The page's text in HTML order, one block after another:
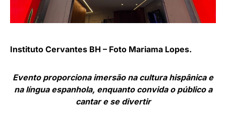
Instituto Cervantes BH – Foto Mariama Lopes.
Evento proporciona imersão na cultura hispânica e
na língua espanhola, enquanto convida o público a
cantar e se divertir